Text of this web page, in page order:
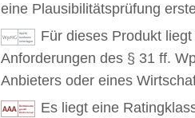
eine Plausibilitätsprüfung
Für dieses Produkt
Anforderungen des § 31 ff.
Anbieters oder eines
Es liegt eine